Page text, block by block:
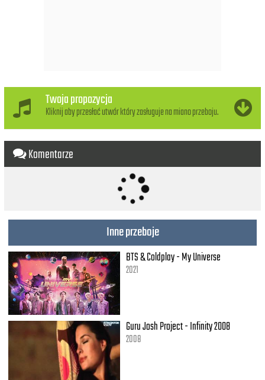
We don’t even have to say goodbye…
Even if I wanna play this
That’s what expecting from me, yeah
I will never let you go now
This is how 'bout to
Coz’ this was on you, baby...
This is making me alive
I'm gonna feel it, feel it so strong
This is trynna making me alive
We don’t even have to say goodbye
I wanna you... you...
This is making me alive
We don’t even have to say…
I want you... you...
This is trynna making me alive
We don’t even have to say...
Twoja propozycja
Kliknij aby przesłać utwór który zasługuje na miano przeboju.
Komentarze
Inne przeboje
BTS & Coldplay - My Universe
2021
Guru Josh Project - Infinity 2008
2008